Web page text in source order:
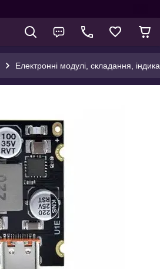
Електронні модулі, складання,